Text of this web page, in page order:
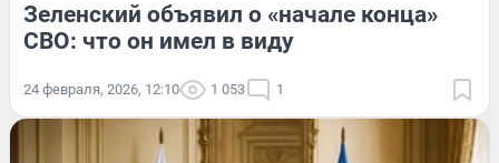
Зеленский объявил о «начале конца»
СВО: что он имел в виду
24 февраля, 2026, 12:10 1 053 1